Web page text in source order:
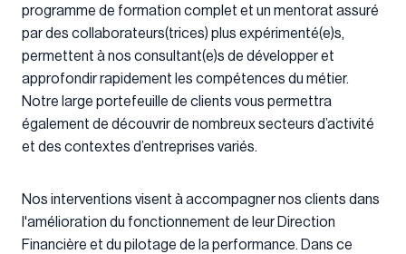
programme de formation complet et un mentorat assuré
par des collaborateurs(trices) plus expérimenté(e)s,
permettent à nos consultant(e)s de développer et
approfondir rapidement les compétences du métier.
Notre large portefeuille de clients vous permettra
également de découvrir de nombreux secteurs d’activité
et des contextes d’entreprises variés.
Nos interventions visent à accompagner nos clients dans
l'amélioration du fonctionnement de leur Direction
Financière et du pilotage de la performance. Dans ce